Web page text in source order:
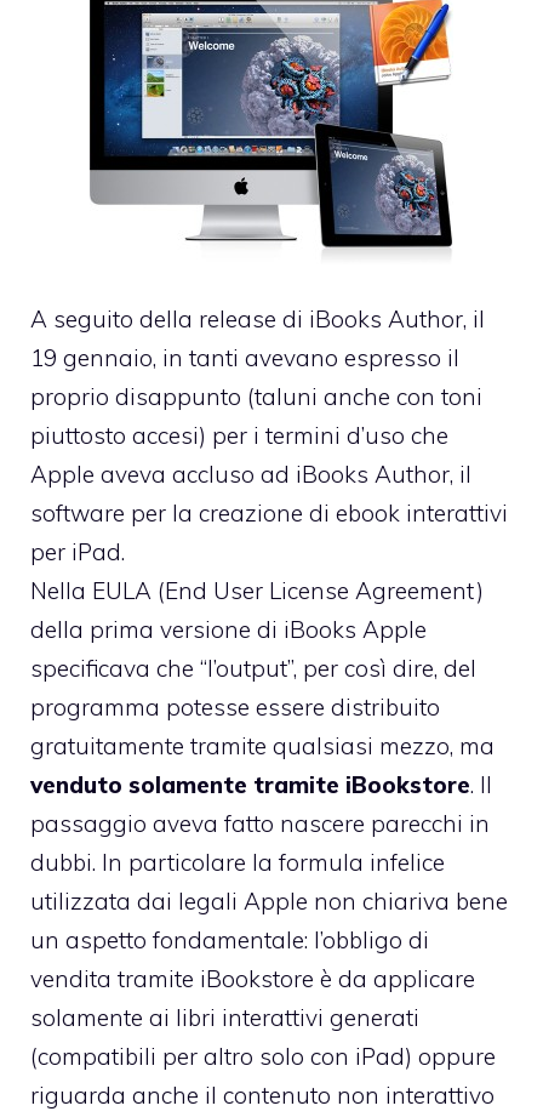
A seguito della release di iBooks Author, il
19 gennaio, in tanti avevano espresso il
proprio disappunto (taluni anche con toni
piuttosto accesi) per i termini d’uso che
Apple aveva accluso ad iBooks Author, il
software per la creazione di ebook interattivi
per iPad.
Nella EULA (End User License Agreement)
della prima versione di iBooks Apple
specificava che “l’output”, per così dire, del
programma potesse essere distribuito
gratuitamente tramite qualsiasi mezzo, ma
venduto solamente tramite iBookstore. Il
passaggio aveva fatto nascere parecchi in
dubbi. In particolare la formula infelice
utilizzata dai legali Apple non chiariva bene
un aspetto fondamentale: l’obbligo di
vendita tramite iBookstore è da applicare
solamente ai libri interattivi generati
(compatibili per altro solo con iPad) oppure
riguarda anche il contenuto non interattivo